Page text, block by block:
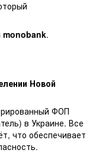
monobank.
Новой
ФОП
в Украине. Все
что обеспечивает